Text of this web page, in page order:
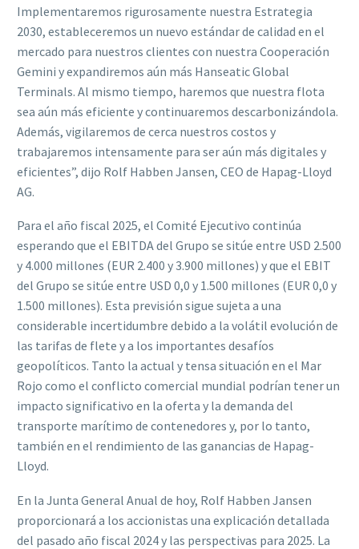
Implementaremos rigurosamente nuestra Estrategia
2030, estableceremos un nuevo estándar de calidad en el
mercado para nuestros clientes con nuestra Cooperación
Gemini y expandiremos aún más Hanseatic Global
Terminals. Al mismo tiempo, haremos que nuestra flota
sea aún más eficiente y continuaremos descarbonizándola.
Además, vigilaremos de cerca nuestros costos y
trabajaremos intensamente para ser aún más digitales y
eficientes”, dijo Rolf Habben Jansen, CEO de Hapag-Lloyd
AG.
Para el año fiscal 2025, el Comité Ejecutivo continúa
esperando que el EBITDA del Grupo se sitúe entre USD 2.500
y 4.000 millones (EUR 2.400 y 3.900 millones) y que el EBIT
del Grupo se sitúe entre USD 0,0 y 1.500 millones (EUR 0,0 y
1.500 millones). Esta previsión sigue sujeta a una
considerable incertidumbre debido a la volátil evolución de
las tarifas de flete y a los importantes desafíos
geopolíticos. Tanto la actual y tensa situación en el Mar
Rojo como el conflicto comercial mundial podrían tener un
impacto significativo en la oferta y la demanda del
transporte marítimo de contenedores y, por lo tanto,
también en el rendimiento de las ganancias de Hapag-
Lloyd.
En la Junta General Anual de hoy, Rolf Habben Jansen
proporcionará a los accionistas una explicación detallada
del pasado año fiscal 2024 y las perspectivas para 2025. La